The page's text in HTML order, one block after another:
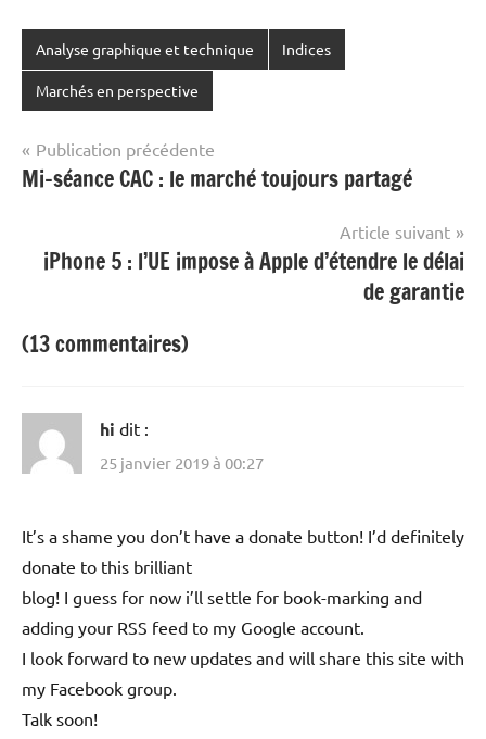
Analyse graphique et technique Indices
Marchés en perspective
Navigation
de
Publication précédente
Mi-séance CAC : le marché toujours partagé
Article suivant
iPhone 5 : l’UE impose à Apple d’étendre le délai
de garantie
(13 commentaires)
hi dit :
25 janvier 2019 à 00:27
It’s a shame you don’t have a donate button! I’d definitely
donate to this brilliant
blog! I guess for now i’ll settle for book-marking and
adding your RSS feed to my Google account.
I look forward to new updates and will share this site with
my Facebook group.
Talk soon!